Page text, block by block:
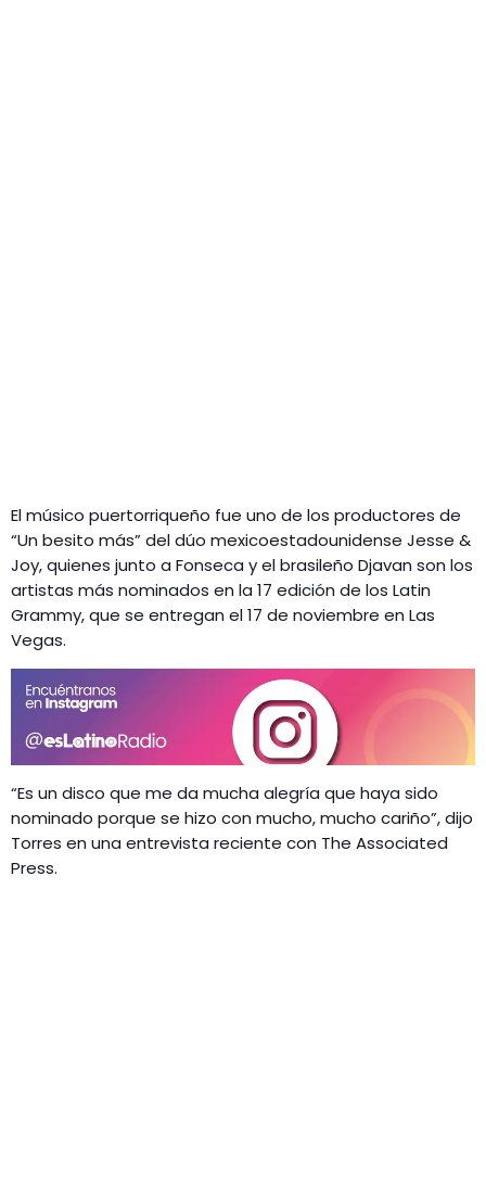
El músico puertorriqueño fue uno de los productores de
“Un besito más” del dúo mexicoestadounidense Jesse &
Joy, quienes junto a Fonseca y el brasileño Djavan son los
artistas más nominados en la 17 edición de los Latin
Grammy, que se entregan el 17 de noviembre en Las
Vegas.
“Es un disco que me da mucha alegría que haya sido
nominado porque se hizo con mucho, mucho cariño”, dijo
Torres en una entrevista reciente con The Associated
Press.